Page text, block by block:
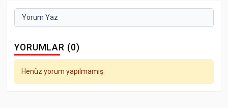
Yorum Yaz
YORUMLAR (0)
Henüz yorum yapılmamış.